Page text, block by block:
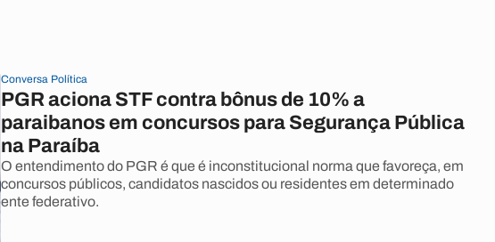
Conversa Política
PGR aciona STF contra bônus de 10% a
paraibanos em concursos para Segurança Pública
na Paraíba
O entendimento do PGR é que é inconstitucional norma que favoreça, em
concursos públicos, candidatos nascidos ou residentes em determinado
ente federativo.